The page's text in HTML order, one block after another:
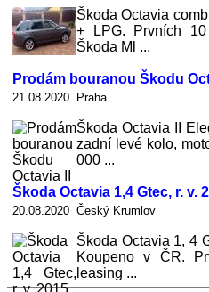
Škoda Octavia
+ LPG. Prvních
Škoda Ml ...
Prodám bouranou Škodu
21.08.2020 Praha
Škoda Octavia II
zadní levé kolo,
000 ...
Škoda Octavia 1,4 Gtec, r. v.
20.08.2020 Český Krumlov
Škoda Octavia 1, 4
Koupeno v ČR.
leasing ...